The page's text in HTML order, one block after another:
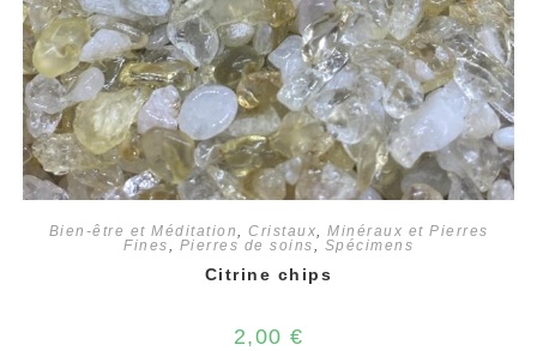
Bien-être et Méditation, Cristaux, Minéraux et Pierres
Fines, Pierres de soins, Spécimens
Citrine chips
2,00 €